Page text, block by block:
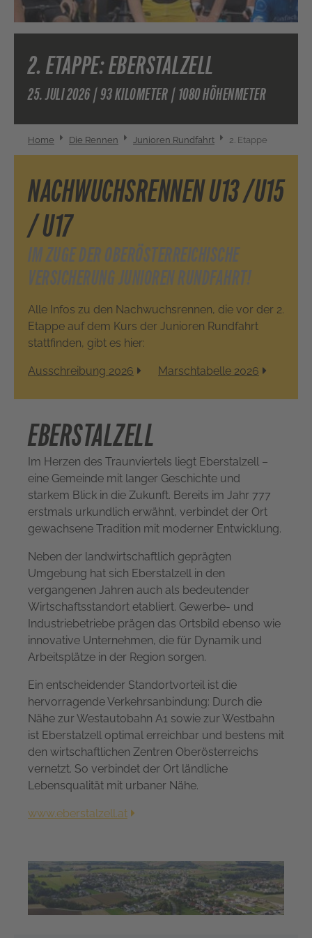
2. ETAPPE: EBERSTALZELL
25. JULI 2026 | 93 KILOMETER | 1080 HÖHENMETER
You are here:
Home Die Rennen Junioren Rundfahrt 2. Etappe
NACHWUCHSRENNEN U13 /U15
/ U17
IM ZUGE DER OBERÖSTERREICHISCHE
VERSICHERUNG JUNIOREN RUNDFAHRT!
Alle Infos zu den Nachwuchsrennen, die vor der 2.
Etappe auf dem Kurs der Junioren Rundfahrt
stattfinden, gibt es hier:
Ausschreibung 2026 Marschtabelle 2026
EBERSTALZELL
Im Herzen des Traunviertels liegt Eberstalzell –
eine Gemeinde mit langer Geschichte und
starkem Blick in die Zukunft. Bereits im Jahr 777
erstmals urkundlich erwähnt, verbindet der Ort
gewachsene Tradition mit moderner Entwicklung.
Neben der landwirtschaftlich geprägten
Umgebung hat sich Eberstalzell in den
vergangenen Jahren auch als bedeutender
Wirtschaftsstandort etabliert. Gewerbe- und
Industriebetriebe prägen das Ortsbild ebenso wie
innovative Unternehmen, die für Dynamik und
Arbeitsplätze in der Region sorgen.
Ein entscheidender Standortvorteil ist die
hervorragende Verkehrsanbindung: Durch die
Nähe zur Westautobahn A1 sowie zur Westbahn
ist Eberstalzell optimal erreichbar und bestens mit
den wirtschaftlichen Zentren Oberösterreichs
vernetzt. So verbindet der Ort ländliche
Lebensqualität mit urbaner Nähe.
www.eberstalzell.at